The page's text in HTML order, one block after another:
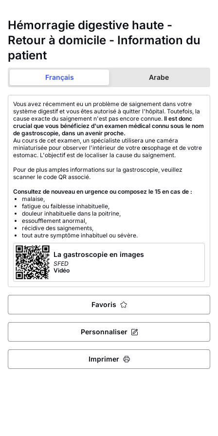
Hémorragie digestive haute -
Retour à domicile - Information du
patient
Français Arabe
Vous avez récemment eu un problème de saignement dans votre
système digestif et vous êtes autorisé à quitter l'hôpital. Toutefois, la
cause exacte du saignement n'est pas encore connue. Il est donc
crucial que vous bénéficiez d'un examen médical connu sous le nom
de gastroscopie, dans un avenir proche.
Au cours de cet examen, un spécialiste utilisera une caméra
miniaturisée pour observer l'intérieur de votre œsophage et de votre
estomac. L'objectif est de localiser la cause du saignement.
Pour de plus amples informations sur la gastroscopie, veuillez
scanner le code QR associé.
Consultez de nouveau en urgence ou composez le 15 en cas de :
malaise,
fatigue ou faiblesse inhabituelle,
douleur inhabituelle dans la poitrine,
essoufflement anormal,
récidive des saignements,
tout autre symptôme inhabituel ou sévère.
La gastroscopie en images
SFED
Vidéo
Favoris
Personnaliser
Imprimer